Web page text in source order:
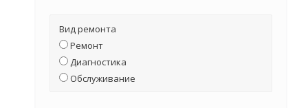
Вид ремонта
Ремонт
Диагностика
Обслуживание